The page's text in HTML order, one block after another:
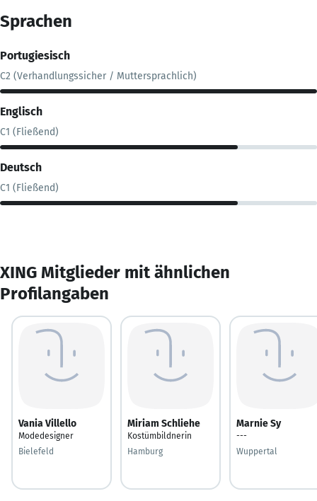
Sprachen
Portugiesisch
C2 (Verhandlungssicher / Muttersprachlich)
Englisch
C1 (Fließend)
Deutsch
C1 (Fließend)
XING Mitglieder mit ähnlichen
Profilangaben
Vania Villello
Modedesigner
Bielefeld
Miriam Schliehe
Kostümbildnerin
Hamburg
Marnie Sy
---
Wuppertal